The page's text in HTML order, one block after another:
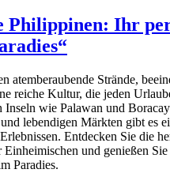
УЗИ:
Как
правильно
к
диагностике?“
Philippinen: Ihr
atemberaubende Strände,
reiche Kultur, die jeden
Inseln wie Palawan und
lebendigen Märkten gibt es
Entdecken Sie die
Einheimischen und genießen Sie
Paradies.